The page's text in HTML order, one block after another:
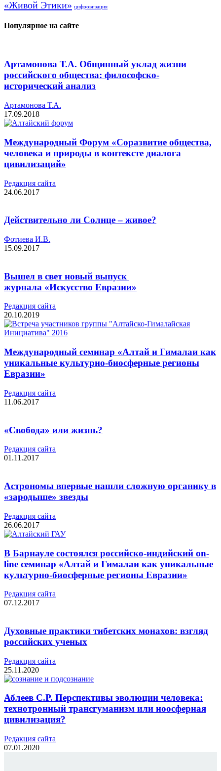
«Живой Этики» цифровизация
Популярное на сайте
Артамонова Т.А. Общинный уклад жизни
российского общества: философско-
исторический анализ
Артамонова Т.А.
17.09.2018
Международный Форум «Соразвитие общества,
человека и природы в контексте диалога
цивилизаций»
Редакция cайта
24.06.2017
Действительно ли Солнце – живое?
Фотиева И.В.
15.09.2017
Вышел в свет новый выпуск
журнала «Искусство Евразии»
Редакция cайта
20.10.2019
Международный семинар «Алтай и Гималаи как
уникальные культурно-биосферные регионы
Евразии»
Редакция cайта
11.06.2017
«Свобода» или жизнь?
Редакция cайта
01.11.2017
Астрономы впервые нашли сложную органику в
«зародыше» звезды
Редакция cайта
26.06.2017
В Барнауле состоялся российско-индийский on-
line семинар «Алтай и Гималаи как уникальные
культурно-биосферные регионы Евразии»
Редакция cайта
07.12.2017
Духовные практики тибетских монахов: взгляд
российских ученых
Редакция cайта
25.11.2020
Аблеев С.Р. Перспективы эволюции человека:
технотронный трансгуманизм или ноосферная
цивилизация?
Редакция cайта
07.01.2020